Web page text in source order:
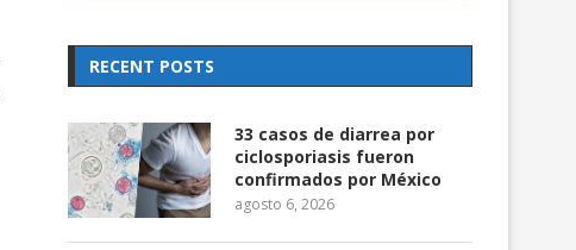
RECENT POSTS
33 casos de diarrea por
ciclosporiasis fueron
confirmados por México
agosto 6, 2026